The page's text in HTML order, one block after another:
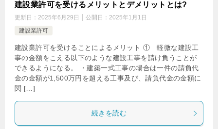
建設業許可を受けるメリットとデメリットとは?
更新日： 2025年6月29日 公開日： 2025年1月1日
建設業許可
建設業許可を受けることによるメリット ① 軽微な建設工
事の金額をこえる以下のような建設工事を請け負うことが
できるようになる。 ・建築一式工事の場合は一件の請負代
金の金額が1,500万円を超える工事及び、請負代金の金額に
関 […]
続きを読む